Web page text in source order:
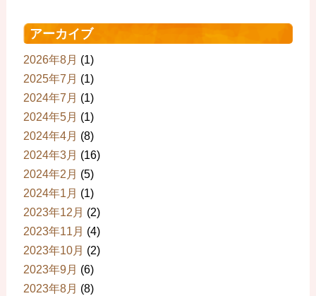
アーカイブ
2026年8月 (1)
2025年7月 (1)
2024年7月 (1)
2024年5月 (1)
2024年4月 (8)
2024年3月 (16)
2024年2月 (5)
2024年1月 (1)
2023年12月 (2)
2023年11月 (4)
2023年10月 (2)
2023年9月 (6)
2023年8月 (8)